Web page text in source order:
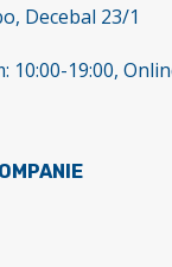
Decebal 23/1
10:00-19:00,